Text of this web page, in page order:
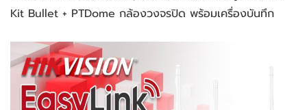
Kit Bullet + PTDome กล้องวงจรปิด พร้อมเครื่องบันทึก